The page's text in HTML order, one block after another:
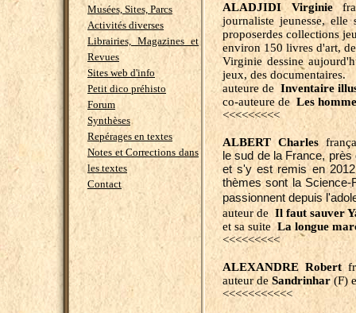
Musées, Sites, Parcs
Activités diverses
Librairies, Magazines et
Revues
Sites web d'info
Petit dico préhisto
Forum
Synthèses
Repérages en textes
Notes et Corrections dans
les textes
Contact
ALADJIDI Virginie
journaliste jeunesse, elle
proposerdes collections
environ 150 livres d'art,
Virginie dessine
jeux, des documentaires.
auteure de Inventaire
co-auteure de Les
<<<<<<<<<
ALBERT Charles
le sud de la France,
et s'y est remis en
thèmes sont la Science-
passionnent depuis
auteur de Il faut sauver
et sa suiteLa longue
<<<<<<<<<
ALEXANDRE Robert
auteur de Sandrinhar(F)
<<<<<<<<<<<